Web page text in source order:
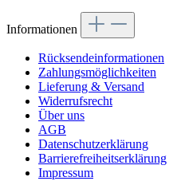
Informationen
Rücksendeinformationen
Zahlungsmöglichkeiten
Lieferung & Versand
Widerrufsrecht
Über uns
AGB
Datenschutzerklärung
Barrierefreiheitserklärung
Impressum